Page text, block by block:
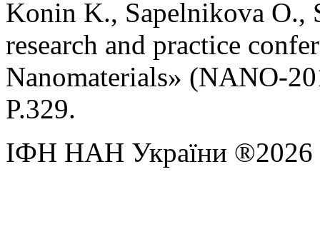
Konin K., Sapelnikova O.,
research and practice
Nanomaterials» (NANO-
P.329.
ІФН НАН України ®2026